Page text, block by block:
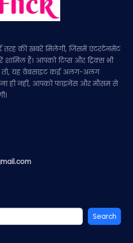
की खबरें मिलेंगी, जिसमें एंटरटेनमेंट
हैं। आपको टिप्स और ट्रिक्स भी
तो, यह वेबसाइट कई अलग-अलग
ही नहीं, आपको फाइनेंस और मौसम से
Search